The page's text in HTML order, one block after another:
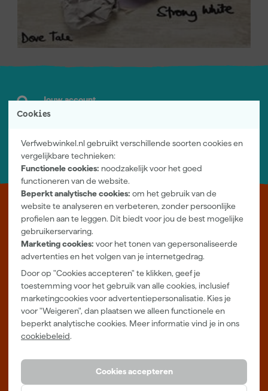
Cookies
Verfwebwinkel.nl gebruikt verschillende soorten cookies en
vergelijkbare technieken:
Functionele cookies: noodzakelijk voor het goed
functioneren van de website.
Beperkt analytische cookies: om het gebruik van de
website te analyseren en verbeteren, zonder persoonlijke
profielen aan te leggen. Dit biedt voor jou de best mogelijke
gebruikerservaring.
Marketing cookies: voor het tonen van gepersonaliseerde
advertenties en het volgen van je internetgedrag.
Door op "Cookies accepteren" te klikken, geef je
toestemming voor het gebruik van alle cookies, inclusief
marketingcookies voor advertentiepersonalisatie. Kies je
voor "Weigeren", dan plaatsen we alleen functionele en
beperkt analytische cookies. Meer informatie vind je in ons
cookiebeleid.
Cookies accepteren
Jouw account
Log-in en beheer je bestellingen en gegevens
Wij helpen je graag
Neem contact op met één van onze specialisten.
Leer Verfwebwinkel beter kennen
Verf kopen doe je bij Verfwebwinkel.nl, dé online verfwinkel van
Nederland. Voordelige verf van topkwaliteit en gratis deskundig
advies, wat je project ook is.
Meer over ons
Showroom in Tilburg
Openingstijden
Maandag t/m vrijdag 08:00 - 18:00
Zaterdag 08:00 - 16:00
Zevenheuvelenweg 25